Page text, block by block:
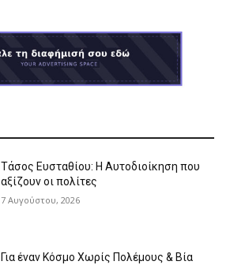
Τάσος Ευσταθίου: Η Αυτοδιοίκηση που
αξίζουν οι πολίτες
7 Αυγούστου, 2026
Για έναν Κόσμο Χωρίς Πολέμους & Βία